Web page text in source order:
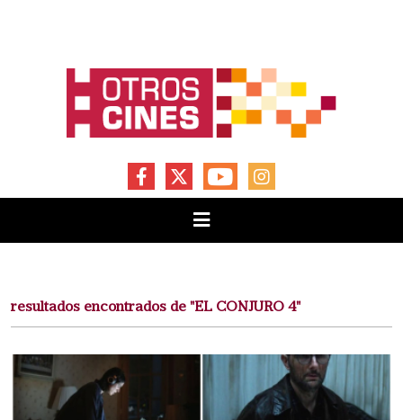
FACEBOOKYOUTUBEINSTAGRAM
resultados encontrados de "EL CONJURO 4"